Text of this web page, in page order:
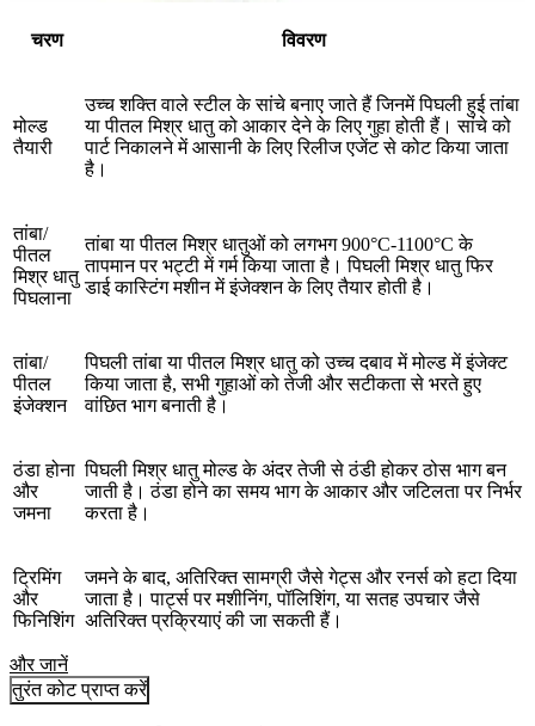
चरण विवरण
मोल्ड
तैयारी
उच्च शक्ति वाले स्टील के सांचे बनाए जाते हैं जिनमें पिघली हुई तांबा
या पीतल मिश्र धातु को आकार देने के लिए गुहा होती हैं। सांचे को
पार्ट निकालने में आसानी के लिए रिलीज एजेंट से कोट किया जाता
है।
तांबा/
पीतल
मिश्र धातु
पिघलाना
तांबा या पीतल मिश्र धातुओं को लगभग 900°C-1100°C के
तापमान पर भट्टी में गर्म किया जाता है। पिघली मिश्र धातु फिर
डाई कास्टिंग मशीन में इंजेक्शन के लिए तैयार होती है।
तांबा/
पीतल
इंजेक्शन
पिघली तांबा या पीतल मिश्र धातु को उच्च दबाव में मोल्ड में इंजेक्ट
किया जाता है, सभी गुहाओं को तेजी और सटीकता से भरते हुए
वांछित भाग बनाती है।
ठंडा होना
और
जमना
पिघली मिश्र धातु मोल्ड के अंदर तेजी से ठंडी होकर ठोस भाग बन
जाती है। ठंडा होने का समय भाग के आकार और जटिलता पर निर्भर
करता है।
ट्रिमिंग
और
फिनिशिंग
जमने के बाद, अतिरिक्त सामग्री जैसे गेट्स और रनर्स को हटा दिया
जाता है। पार्ट्स पर मशीनिंग, पॉलिशिंग, या सतह उपचार जैसे
अतिरिक्त प्रक्रियाएं की जा सकती हैं।
और जानें
तुरंत कोट प्राप्त करें